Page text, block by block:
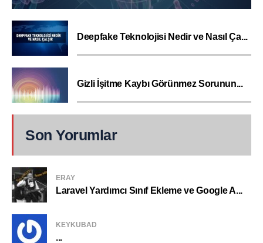
Deepfake Teknolojisi Nedir ve Nasıl Ça...
Gizli İşitme Kaybı Görünmez Sorunun...
Son Yorumlar
ERAY
Laravel Yardımcı Sınıf Ekleme ve Google A...
KEYKUBAD
...